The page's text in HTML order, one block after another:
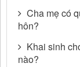
Cha mẹ có
hôn?
Khai sinh
nào?